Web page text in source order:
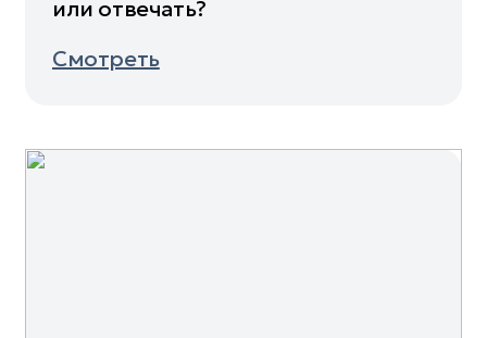
или отвечать?
Смотреть